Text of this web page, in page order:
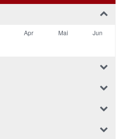
Apr Mai
Jun